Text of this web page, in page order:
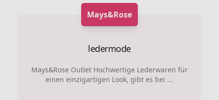
Mays&Rose
ledermode
Mays&Rose Outlet Hochwertige Lederwaren für
einen einzigartigen Look, gibt es bei ...